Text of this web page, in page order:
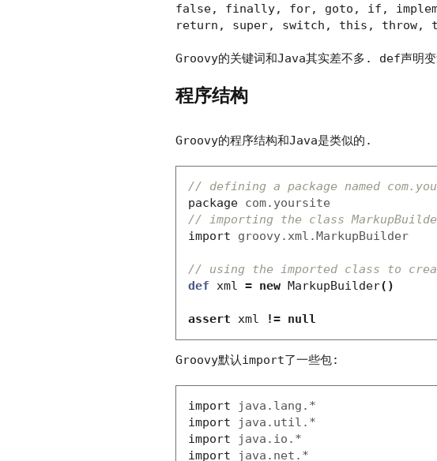
false, finally, for, goto, if,
return, super, switch, this, throw,
Groovy的关键词和Java其实差不多. def声明
程序结构
Groovy的程序结构和Java是类似的.
// defining a package named
package com.yoursite
// importing the class
import
groovy.xml.MarkupBuilder
// using the imported class to
def xml = new MarkupBuilder()
assert xml != null
Groovy默认import了一些包:
import
java.lang.*
import
java.util.*
import
java.io.*
import
java.net.*